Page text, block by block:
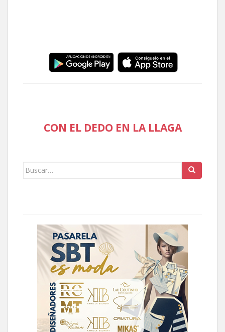
CON EL DEDO EN LA LLAGA
Buscar: